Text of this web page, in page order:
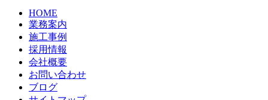
HOME
業務案内
施工事例
採用情報
会社概要
お問い合わせ
ブログ